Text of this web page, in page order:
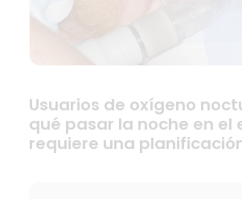
Usuarios de oxígeno
qué pasar la noche en el
requiere una